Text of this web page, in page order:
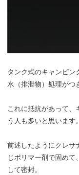
タンク式のキャンピ
水（排泄物）処理がつ
これに抵抗があって
う人も多いと思います。
前述したようにクレサ
じポリマー剤で固め
して密封。